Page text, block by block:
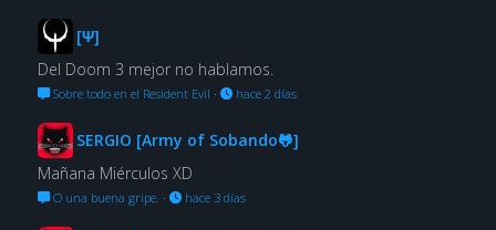
[Ψ]
Del Doom 3 mejor no hablamos.
Sobre todo en el Resident Evil · hace 2 días
SERGIO [Army of Sobando🐸]
Mañana Miérculos XD
O una buena gripe. · hace 3 días